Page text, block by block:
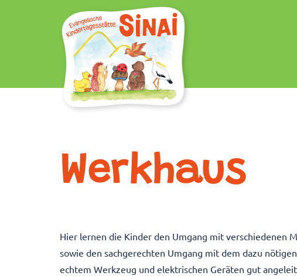
Werkhaus
Hier lernen die Kinder den Umgang mit verschiedenen
sowie den sachgerechten Umgang mit dem dazu
echtem Werkzeug und elektrischen Geräten gut